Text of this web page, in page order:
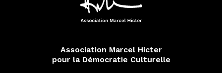
Association Marcel Hicter
pour la Démocratie Culturelle